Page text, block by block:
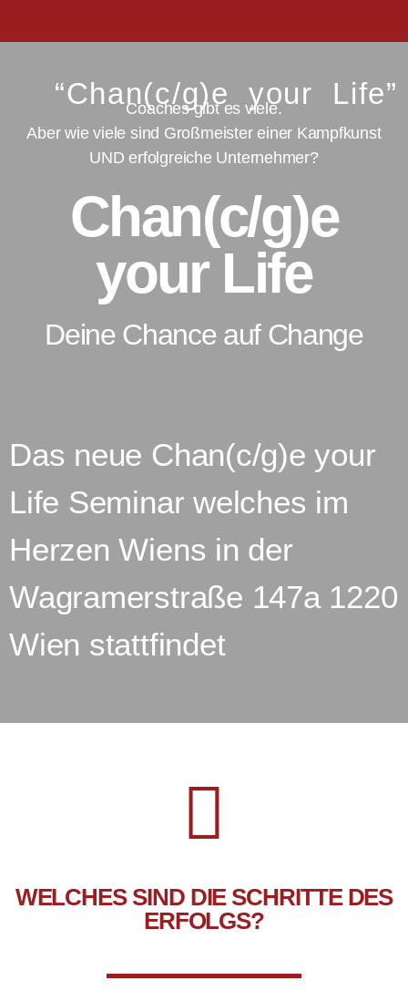
“Chan(c/g)e your Life”
Coaches gibt es viele.
Aber wie viele sind Großmeister einer Kampfkunst
UND erfolgreiche Unternehmer?
Chan(c/g)e
your Life
Deine Chance auf Change
Das neue Chan(c/g)e your
Life Seminar welches im
Herzen Wiens in der
Wagramerstraße 147a 1220
Wien stattfindet
WELCHES SIND DIE SCHRITTE DES
ERFOLGS?